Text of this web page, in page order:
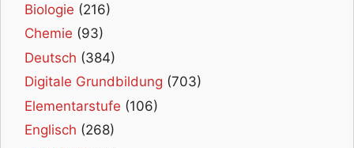
Biologie (216)
Chemie (93)
Deutsch (384)
Digitale Grundbildung (703)
Elementarstufe (106)
Englisch (268)